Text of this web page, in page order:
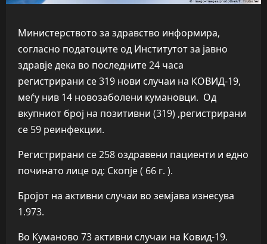
Министерството за здравство информира,
согласно податоците од Институтот за јавно
здравје дека во последните 24 часа
регистрирани се 319 нови случаи на КОВИД-19,
меѓу нив 14 новозаболени кумановци. Од
вкупниот број на позитивни (319) ,регистрирани
се 59 реинфекции.
Регистрирани сe 258 оздравени пациенти и едно
починато лице од: Скопје ( 66 г. ).
Бројот на активни случаи во земјава изнесува
1.973.
Во Куманово 73 активни случаи на Ковид-19.